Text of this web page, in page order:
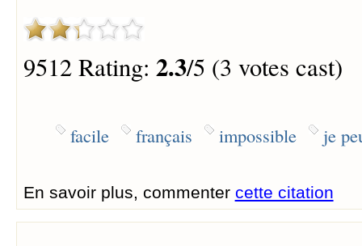
9512 Rating: 2.3/5 (3 votes cast)
facile français impossible je
En savoir plus, commenter cette citation